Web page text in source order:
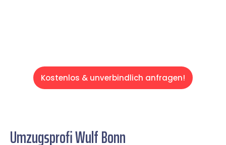
Kostenlos & unverbindlich anfragen!
Umzugsprofi Wulf Bonn